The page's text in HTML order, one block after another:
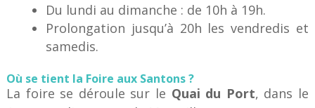
Du lundi au dimanche : de 10h à 19h.
Prolongation jusqu’à 20h les vendredis et
samedis.
Où se tient la Foire aux Santons ?
La foire se déroule sur le Quai du Port, dans le